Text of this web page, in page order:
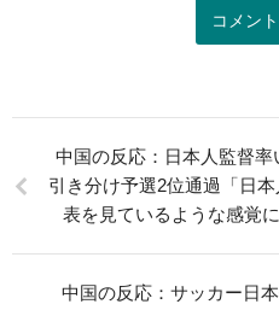
コメン
中国の反応：日本人監督
引き分け予選2位通過「日
表を見ているような感覚
中国の反応：サッカー日